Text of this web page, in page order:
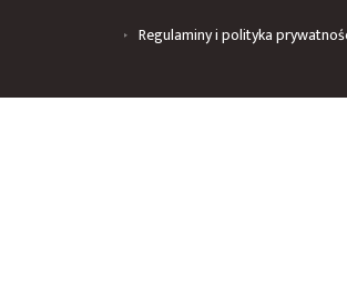
Regulaminy i polityka